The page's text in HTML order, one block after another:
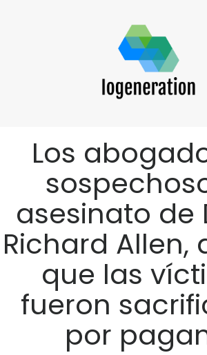
Los
asesinato de
Richard Allen,
que las
fueron
por